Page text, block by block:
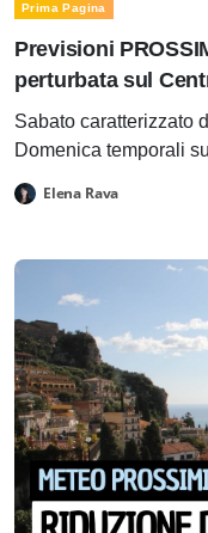
Prima Pagina
Previsioni
perturbata sul
Sabato caratterizzato
Domenica temporali
Elena Rava